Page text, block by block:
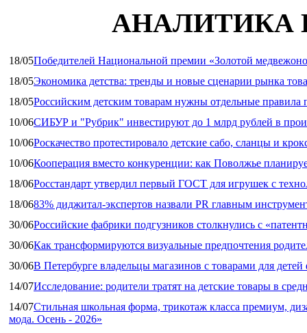
АНАЛИТИКА
18/05Победителей Национальной премии «Золотой
18/05Экономика детства: тренды и новые сценарии рынка
18/05Российским детским товарам нужны отдельные правила
10/06СИБУР и "Рубрик" инвестируют до 1 млрд рублей в
10/06Роскачество протестировало детские сабо, сланцы и
10/06Кооперация вместо конкуренции: как Поволжье
18/06Росстандарт утвердил первый ГОСТ для игрушек с
18/0683% диджитал‑экспертов назвали PR главным
30/06Российские фабрики подгузников столкнулись с
30/06Как трансформируются визуальные предпочтения
30/06В Петербурге владельцы магазинов с товарами для
14/07Исследование: родители тратят на детские товары в
14/07Стильная школьная форма, трикотаж класса премиум,
мода. Осень - 2026»